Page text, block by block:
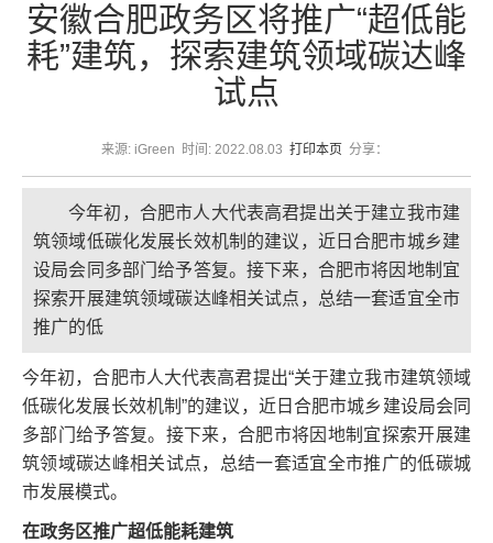
安徽合肥政务区将推广“超低能
耗”建筑，探索建筑领域碳达峰
试点
来源: iGreen 时间: 2022.08.03 打印本页分享：
今年初，合肥市人大代表高君提出关于建立我市建
筑领域低碳化发展长效机制的建议，近日合肥市城乡建
设局会同多部门给予答复。接下来，合肥市将因地制宜
探索开展建筑领域碳达峰相关试点，总结一套适宜全市
推广的低
今年初，合肥市人大代表高君提出“关于建立我市建筑领域
低碳化发展长效机制”的建议，近日合肥市城乡建设局会同
多部门给予答复。接下来，合肥市将因地制宜探索开展建
筑领域碳达峰相关试点，总结一套适宜全市推广的低碳城
市发展模式。
在政务区推广超低能耗建筑